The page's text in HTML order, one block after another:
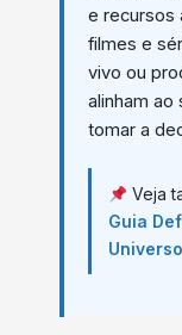
e recursos
filmes e
vivo ou
alinham ao
tomar a
Veja
Guia